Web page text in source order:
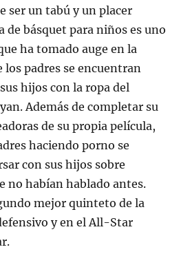
ser un tabú y un placer
de básquet para niños es uno
ha tomado auge en la
los padres se encuentran
hijos con la ropa del
Además de completar su
de su propia película,
haciendo porno se
con sus hijos sobre
no habían hablado antes.
mejor quinteto de la
y en el All-Star